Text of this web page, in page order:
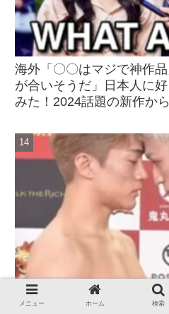
海外「〇〇はマジで神作
が合いそうだ」日本人に
みた！2024話題の新作か
海外「飼い主の匂いを嗅
メニュー ホーム 検索